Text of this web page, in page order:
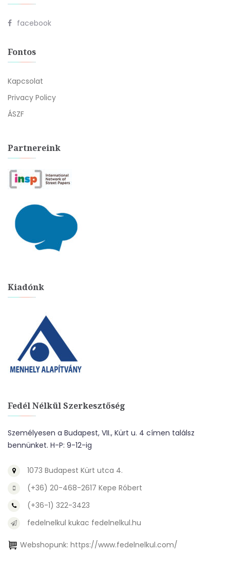
facebook
Fontos
Kapcsolat
Privacy Policy
ÁSZF
Partnereink
Kiadónk
Fedél Nélkül Szerkesztőség
Személyesen a Budapest, VII., Kürt u. 4 címen találsz
bennünket. H-P: 9-12-ig
1073 Budapest Kürt utca 4.
(+36) 20-468-2617 Kepe Róbert
(+36-1) 322-3423
fedelnelkul kukac fedelnelkul.hu
Webshopunk: https://www.fedelnelkul.com/